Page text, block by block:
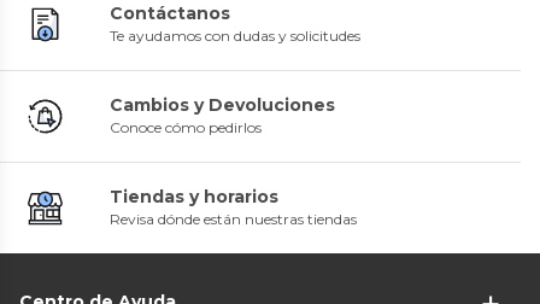
Contáctanos
Te ayudamos con dudas y solicitudes
Cambios y Devoluciones
Conoce cómo pedirlos
Tiendas y horarios
Revisa dónde están nuestras tiendas